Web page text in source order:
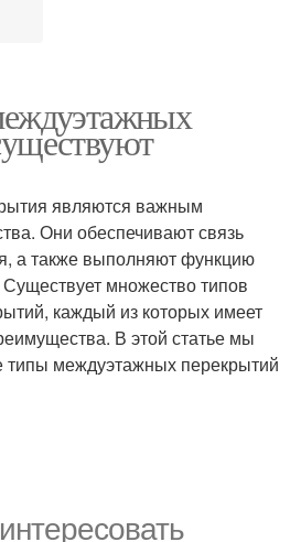
являются важным
Они обеспечивают связь
а также выполняют функцию
множество типов
каждый из которых имеет
В этой статье мы
междуэтажных перекрытий